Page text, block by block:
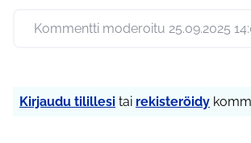
Kommentti moderoitu 25.09.2025
Kirjaudu tilillesi tai rekisteröidy